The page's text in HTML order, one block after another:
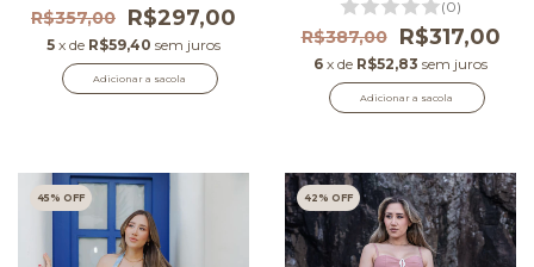
R$357,00 R$297,00
5 x de R$59,40 sem juros
Adicionar a sacola
(0)
R$387,00 R$317,00
6 x de R$52,83 sem juros
Adicionar a sacola
45 % OFF 42 % OFF